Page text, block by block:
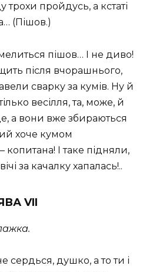
трохи пройдусь, а кстаті
(Пішов.)
пішов… І не диво!
після вчорашнього,
сварку за кумів. Ну й
весілля, та, може, й
а вони вже збираються
хоче кумом
І таке підняли,
за качалку хапалась!..
VII
сердься, душко, а то ти і